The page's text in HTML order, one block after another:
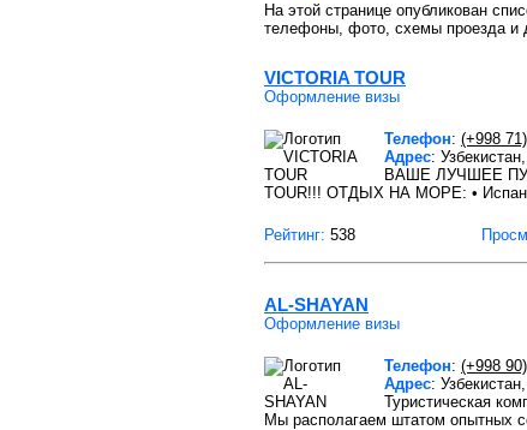
На этой странице опубликован
телефоны, фото, схемы проезда и
VICTORIA TOUR
Оформление визы
Телефон: (+998
Адрес:
ВАШЕ ЛУЧШЕЕ
TOUR!!! ОТДЫХ НА МОРЕ: •
Рейтинг: 538
AL-SHAYAN
Оформление визы
Телефон: (+998
Адрес:
Туристическая
Мы располагаем штатом опытных